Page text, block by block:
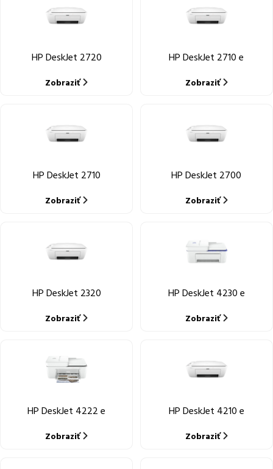
HP DeskJet 2720
Zobraziť
HP DeskJet 2710 e
Zobraziť
HP DeskJet 2710
Zobraziť
HP DeskJet 2700
Zobraziť
HP DeskJet 2320
Zobraziť
HP DeskJet 4230 e
Zobraziť
HP DeskJet 4222 e
Zobraziť
HP DeskJet 4210 e
Zobraziť